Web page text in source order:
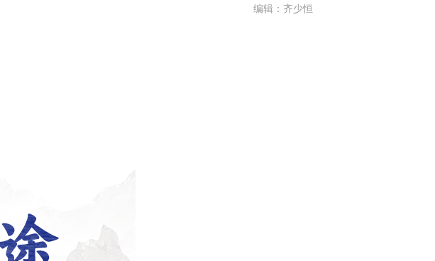
编辑：齐少恒